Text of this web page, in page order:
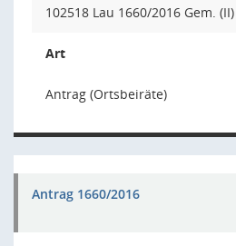
102518 Lau 1660/2016 Gem. (II)
Art
Antrag (Ortsbeiräte)
Antrag 1660/2016